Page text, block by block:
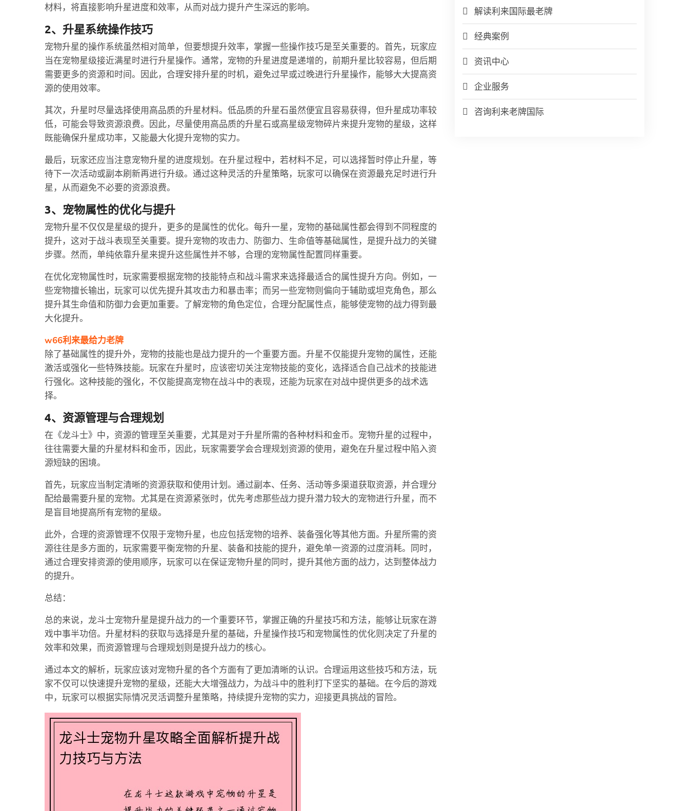
材料，将直接影响升星进度和效率，从而对战力提升产生深远的影响。
2、升星系统操作技巧
宠物升星的操作系统虽然相对简单，但要想提升效率，掌握一些操作技巧是至关重要的。首先，玩家应
当在宠物星级接近满星时进行升星操作。通常，宠物的升星进度是递增的，前期升星比较容易，但后期
需要更多的资源和时间。因此，合理安排升星的时机，避免过早或过晚进行升星操作，能够大大提高资
源的使用效率。
其次，升星时尽量选择使用高品质的升星材料。低品质的升星石虽然便宜且容易获得，但升星成功率较
低，可能会导致资源浪费。因此，尽量使用高品质的升星石或高星级宠物碎片来提升宠物的星级，这样
既能确保升星成功率，又能最大化提升宠物的实力。
最后，玩家还应当注意宠物升星的进度规划。在升星过程中，若材料不足，可以选择暂时停止升星，等
待下一次活动或副本刷新再进行升级。通过这种灵活的升星策略，玩家可以确保在资源最充足时进行升
星，从而避免不必要的资源浪费。
3、宠物属性的优化与提升
宠物升星不仅仅是星级的提升，更多的是属性的优化。每升一星，宠物的基础属性都会得到不同程度的
提升，这对于战斗表现至关重要。提升宠物的攻击力、防御力、生命值等基础属性，是提升战力的关键
步骤。然而，单纯依靠升星来提升这些属性并不够，合理的宠物属性配置同样重要。
在优化宠物属性时，玩家需要根据宠物的技能特点和战斗需求来选择最适合的属性提升方向。例如，一
些宠物擅长输出，玩家可以优先提升其攻击力和暴击率；而另一些宠物则偏向于辅助或坦克角色，那么
提升其生命值和防御力会更加重要。了解宠物的角色定位，合理分配属性点，能够使宠物的战力得到最
大化提升。
w66利来最给力老牌
除了基础属性的提升外，宠物的技能也是战力提升的一个重要方面。升星不仅能提升宠物的属性，还能
激活或强化一些特殊技能。玩家在升星时，应该密切关注宠物技能的变化，选择适合自己战术的技能进
行强化。这种技能的强化，不仅能提高宠物在战斗中的表现，还能为玩家在对战中提供更多的战术选
择。
4、资源管理与合理规划
在《龙斗士》中，资源的管理至关重要，尤其是对于升星所需的各种材料和金币。宠物升星的过程中，
往往需要大量的升星材料和金币，因此，玩家需要学会合理规划资源的使用，避免在升星过程中陷入资
源短缺的困境。
首先，玩家应当制定清晰的资源获取和使用计划。通过副本、任务、活动等多渠道获取资源，并合理分
配给最需要升星的宠物。尤其是在资源紧张时，优先考虑那些战力提升潜力较大的宠物进行升星，而不
是盲目地提高所有宠物的星级。
此外，合理的资源管理不仅限于宠物升星，也应包括宠物的培养、装备强化等其他方面。升星所需的资
源往往是多方面的，玩家需要平衡宠物的升星、装备和技能的提升，避免单一资源的过度消耗。同时，
通过合理安排资源的使用顺序，玩家可以在保证宠物升星的同时，提升其他方面的战力，达到整体战力
的提升。
总结：
总的来说，龙斗士宠物升星是提升战力的一个重要环节，掌握正确的升星技巧和方法，能够让玩家在游
戏中事半功倍。升星材料的获取与选择是升星的基础，升星操作技巧和宠物属性的优化则决定了升星的
效率和效果，而资源管理与合理规划则是提升战力的核心。
通过本文的解析，玩家应该对宠物升星的各个方面有了更加清晰的认识。合理运用这些技巧和方法，玩
家不仅可以快速提升宠物的星级，还能大大增强战力，为战斗中的胜利打下坚实的基础。在今后的游戏
中，玩家可以根据实际情况灵活调整升星策略，持续提升宠物的实力，迎接更具挑战的冒险。
解读利来国际最老牌
经典案例
资讯中心
企业服务
咨询利来老牌国际